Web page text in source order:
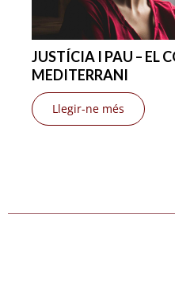
JUSTÍCIA I PAU – EL
MEDITERRANI
Llegir-ne més